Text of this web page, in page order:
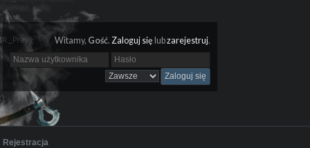
Witamy, Gość. Zaloguj się lubzarejestruj.
Rejestracja